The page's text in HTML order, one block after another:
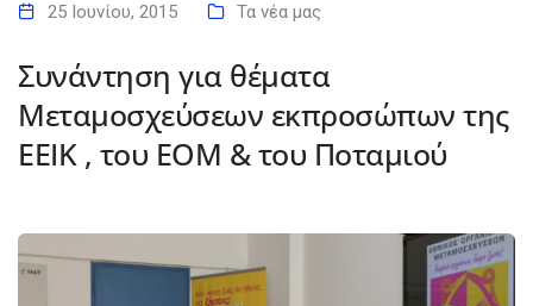
25 Ιουνίου, 2015 Τα νέα μας
Συνάντηση για θέματα
Μεταμοσχεύσεων εκπροσώπων της
ΕΕΙΚ , του ΕΟΜ & του Ποταμιού